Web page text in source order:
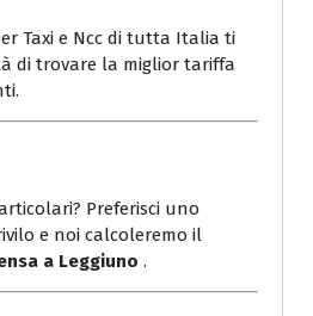
Taxi e Ncc di tutta Italia ti
di trovare la miglior tariffa
Preferisci uno
e noi calcoleremo il
a Leggiuno .